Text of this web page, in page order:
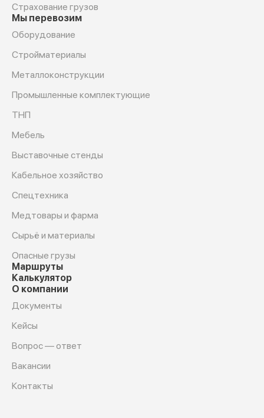
Страхование грузов
Мы перевозим
Оборудование
Cтройматериалы
Металлоконструкции
Промышленные комплектующие
ТНП
Мебель
Выставочные стенды
Кабельное хозяйство
Спецтехника
Медтовары и фарма
Сырьё и материалы
Опасные грузы
Маршруты
Калькулятор
О компании
Документы
Кейсы
Вопрос — ответ
Вакансии
Контакты